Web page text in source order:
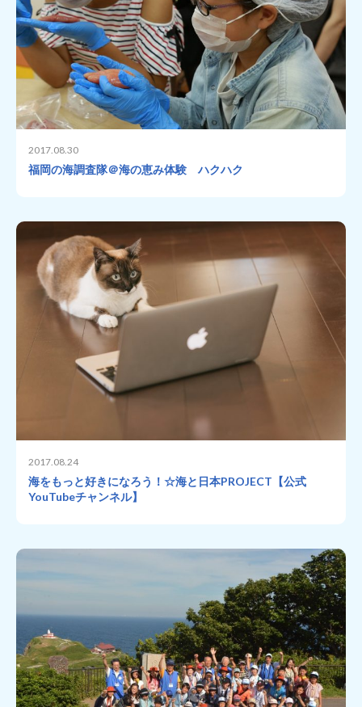
2017.08.30
福岡の海調査隊＠海の恵み体験 ハクハク
2017.08.24
海をもっと好きになろう！☆海と日本PROJECT【公式
YouTubeチャンネル】